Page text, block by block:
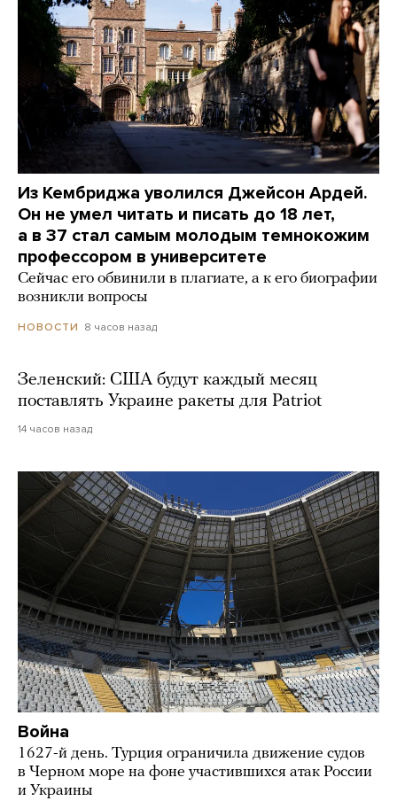
Из Кембриджа уволился Джейсон Ардей.
Он не умел читать и писать до 18 лет,
а в 37 стал самым молодым темнокожим
профессором в университете
Сейчас его обвинили в плагиате, а к его биографии
возникли вопросы
НОВОСТИ 8 часов назад
Зеленский: США будут каждый месяц
поставлять Украине ракеты для Patriot
14 часов назад
Война
1627-й день. Турция ограничила движение судов
в Черном море на фоне участившихся атак России
и Украины